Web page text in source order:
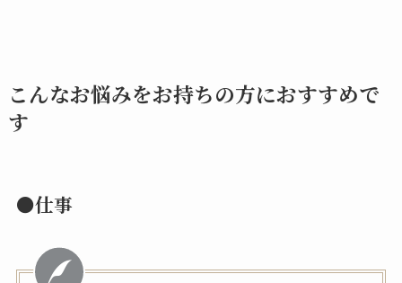
こんなお悩みをお持ちの方におすすめで
す
●仕事